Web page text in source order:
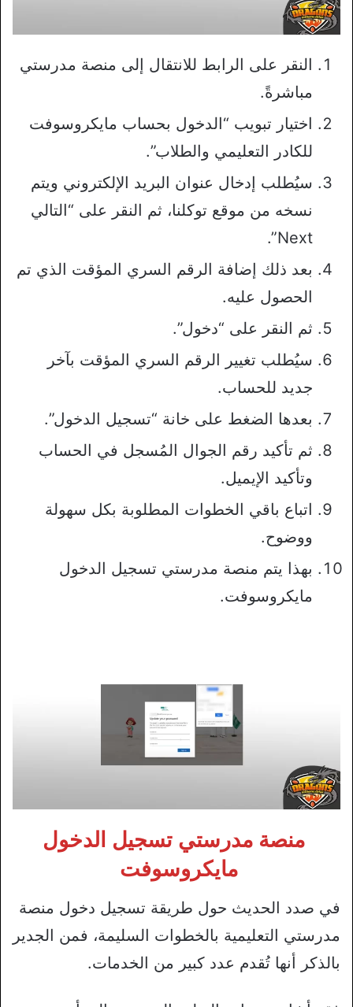
النقر على الرابط للانتقال إلى منصة مدرستي
مباشرةً.
اختيار تبويب “الدخول بحساب مايكروسوفت
للكادر التعليمي والطلاب”.
سيُطلب إدخال عنوان البريد الإلكتروني ويتم
نسخه من موقع توكلنا، ثم النقر على “التالي
Next”.
بعد ذلك إضافة الرقم السري المؤقت الذي تم
الحصول عليه.
ثم النقر على “دخول”.
سيُطلب تغيير الرقم السري المؤقت بآخر
جديد للحساب.
بعدها الضغط على خانة “تسجيل الدخول”.
ثم تأكيد رقم الجوال المُسجل في الحساب
وتأكيد الإيميل.
اتباع باقي الخطوات المطلوبة بكل سهولة
ووضوح.
بهذا يتم منصة مدرستي تسجيل الدخول
مايكروسوفت.
منصة مدرستي تسجيل الدخول
مايكروسوفت
في صدد الحديث حول طريقة تسجيل دخول منصة
مدرستي التعليمية بالخطوات السليمة، فمن الجدير
بالذكر أنها تُقدم عدد كبير من الخدمات.